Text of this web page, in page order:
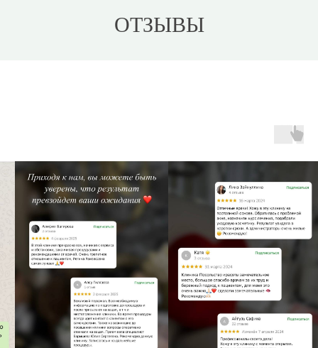
ОТЗЫВЫ